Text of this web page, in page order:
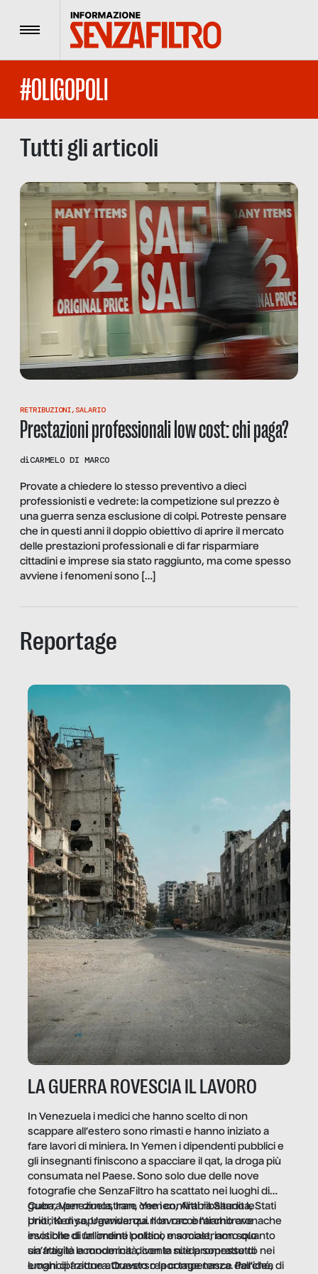
Menu
#OLIGOPOLI
Tutti gli articoli
RETRIBUZIONI, SALARIO
Prestazioni professionali low cost: chi paga?
diCARMELO DI MARCO
Provate a chiedere lo stesso preventivo a dieci
professionisti e vedrete: la competizione sul prezzo è
una guerra senza esclusione di colpi. Potreste pensare
che in questi anni il doppio obiettivo di aprire il mercato
delle prestazioni professionali e di far risparmiare
cittadini e imprese sia stato raggiunto, ma come spesso
avviene i fenomeni sono […]
Reportage
LA GUERRA ROVESCIA IL LAVORO
In Venezuela i medici che hanno scelto di non
scappare all’estero sono rimasti e hanno iniziato a
fare lavori di miniera. In Yemen i dipendenti pubblici e
gli insegnanti finiscono a spacciare il qat, la droga più
consumata nel Paese. Sono solo due delle nove
fotografie che SenzaFiltro ha scattato nei luoghi di
guerra per dimostrare che i conflitti ribaltano le
priorità di sopravvivenza. Il lavoro è l’architrave
invisibile di un ordine politico e sociale, non solo
un’attività economica: diventa nitida soprattutto nei
luoghi di frattura. Questo reportage nasce dall’idea
Cuba, Venezuela, Iran, Yemen, Arabia Saudita, Stati
Uniti, Kenya, Uganda: qui non raccontiamo cronache
esotiche di fallimenti lontani, ma mostriamo quanto
sia fragile la modernità, con le sue promesse di
emancipazione attraverso la competenza. Perché, di